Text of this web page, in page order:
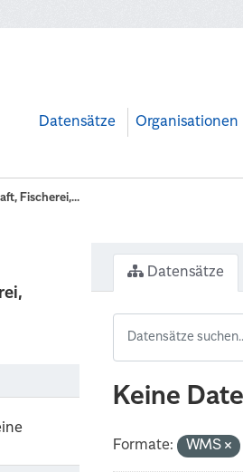
Datensätze Organisationen
Fischerei,...
Datensätze
Keine
Formate: WMS